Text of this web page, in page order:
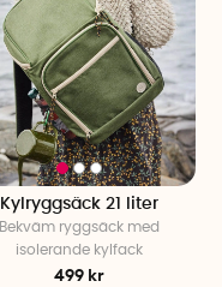
Kylryggsäck 21 liter
Bekväm ryggsäck med
isolerande kylfack
499 kr